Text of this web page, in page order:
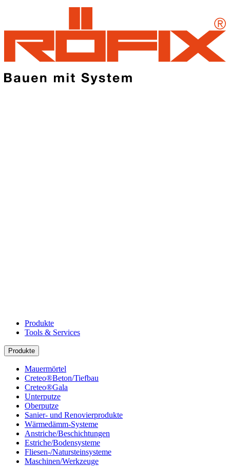
Produkte
Tools & Services
Produkte
Mauermörtel
Creteo®Beton/Tiefbau
Creteo®Gala
Unterputze
Oberputze
Sanier- und Renovierprodukte
Wärmedämm-Systeme
Anstriche/Beschichtungen
Estriche/Bodensysteme
Fliesen-/Natursteinsysteme
Maschinen/Werkzeuge